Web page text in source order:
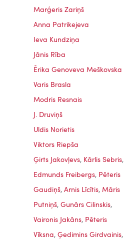
Marģeris Zariņš
Anna Patrikejeva
Ieva Kundziņa
Jānis Rība
Ērika Genoveva Meškovska
Varis Brasla
Modris Resnais
J. Druviņš
Uldis Norietis
Viktors Riepša
Ģirts Jakovļevs, Kārlis Sebris,
Edmunds Freibergs, Pēteris
Gaudiņš, Arnis Līcītis, Māris
Putniņš, Gunārs Cilinskis,
Vaironis Jakāns, Pēteris
Vīksna, Ģedimins Girdvainis,